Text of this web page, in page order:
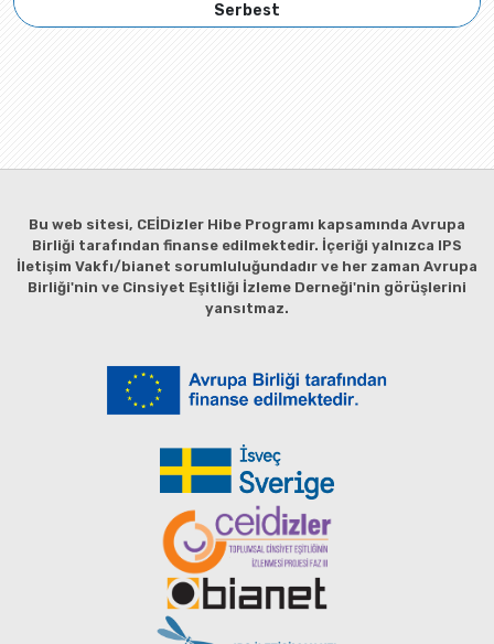
Serbest
Bu web sitesi, CEİDizler Hibe Programı kapsamında Avrupa
Birliği tarafından finanse edilmektedir. İçeriği yalnızca IPS
İletişim Vakfı/bianet sorumluluğundadır ve her zaman Avrupa
Birliği'nin ve Cinsiyet Eşitliği İzleme Derneği'nin görüşlerini
yansıtmaz.